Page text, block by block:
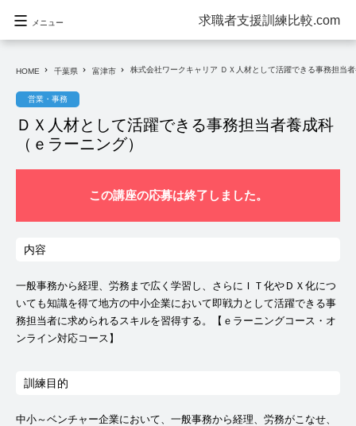
求職者支援訓練比較.com
メニュー
HOME navigate_next 千葉県 navigate_next 富津市 navigate_next 株式会社ワークキャリア ＤＸ人材として活躍できる事務担当
営業・事務
ＤＸ人材として活躍できる事務担当者養成科
（ｅラーニング）
この講座の応募は終了しました。
内容
一般事務から経理、労務まで広く学習し、さらにＩＴ化やＤＸ化につ
いても知識を得て地方の中小企業において即戦力として活躍できる事
務担当者に求められるスキルを習得する。【ｅラーニングコース・オ
ンライン対応コース】
訓練目的
中小～ベンチャー企業において、一般事務から経理、労務がこなせ、